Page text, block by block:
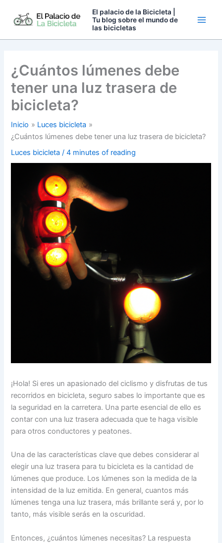
El palacio de la Bicicleta |
Tu blog sobre el mundo de
las bicicletas
¿Cuántos lúmenes debe
tener una luz trasera de
bicicleta?
Inicio
Luces bicicleta
¿Cuántos lúmenes debe tener una luz trasera de bicicleta?
Luces bicicleta /4 minutes of reading
¡Hola! Si eres un apasionado del ciclismo y disfrutas de tus
recorridos en bicicleta, seguro sabes lo importante que es
la seguridad en la carretera. Una parte esencial de ello es
contar con una luz trasera adecuada que te haga visible
para otros conductores y peatones.
Una de las características clave que debes considerar al
elegir una luz trasera para tu bicicleta es la cantidad de
lúmenes que produce. Los lúmenes son la medida de la
intensidad de la luz emitida. En general, cuantos más
lúmenes tenga una luz trasera, más brillante será y, por lo
tanto, más visible serás en la oscuridad.
Entonces, ¿cuántos lúmenes necesitas? La respuesta